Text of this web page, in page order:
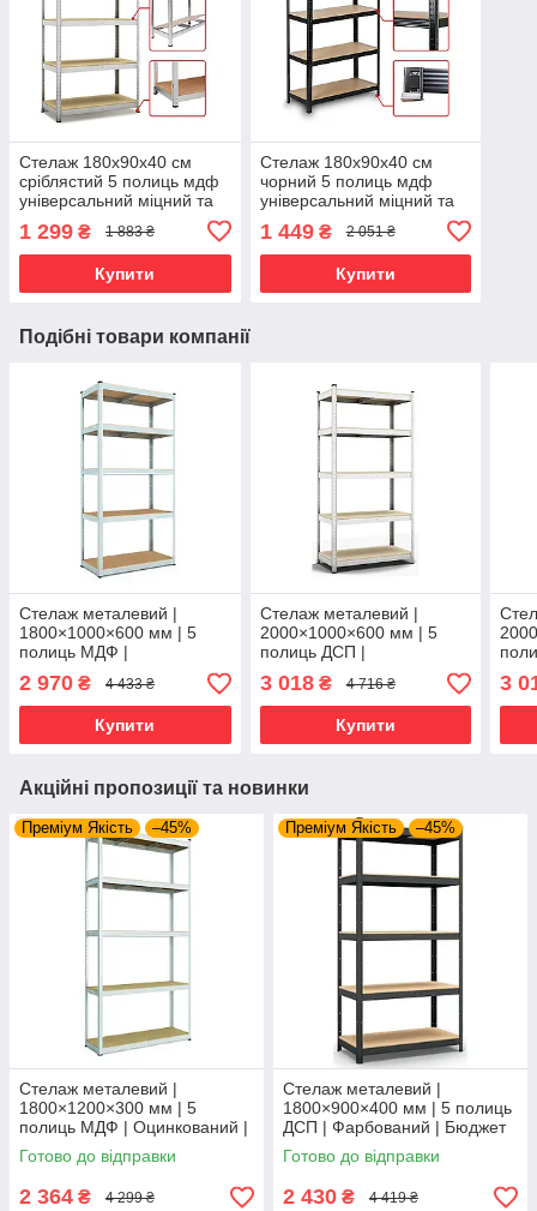
Стелаж 180х90х40 см
сріблястий 5 полиць мдф
універсальний міцний та
оцинкований з металу не
псує підлогу
1 299 ₴ 1 883 ₴
Купити
Стелаж 180х90х40 см
чорний 5 полиць мдф
універсальний міцний та
оцинкований з металу не
псує підлогу
1 449₴ 2 051 ₴
Купити
Подібні товари компанії
Стелаж металевий |
1800×1000×600 мм | 5
полиць МДФ |
Оцинкований | Бюджет
ОМ | 150 кг/полицю |
збірний для гаража,
2 970 ₴ 4 433 ₴
Купити
Стелаж металевий |
2000×1000×600 мм | 5
полиць ДСП |
Оцинкований | Бюджет ОД
| 150 кг/полицю | збірний
для гаража, складу та
3 018₴ 4 716 ₴
Купити
ОМ |
3
Акційні пропозиції та новинки
Преміум Якість –45%
Стелаж металевий |
1800×1200×300 мм | 5
полиць МДФ | Оцинкований |
Бюджет ОМ | 150 кг/полицю |
збірний для гаража, складу
та
Готово до відправки
2 364 ₴ 4 299 ₴
Преміум Якість –45%
Стелаж металевий |
1800×900×400 мм | 5 полиць
ДСП | Фарбований | Бюджет
КД | 175 кг/полицю | збірний
для гаража, складу та
Готово до відправки
2 430 ₴ 4 419 ₴